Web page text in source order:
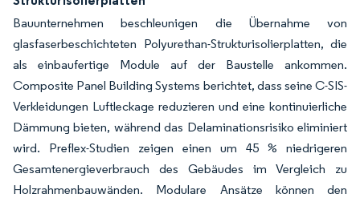
Bauunternehmen beschleunigen die Übernahme von
glasfaserbeschichteten Polyurethan-Strukturisolierplatten, die
als einbaufertige Module auf der Baustelle ankommen.
Composite Panel Building Systems berichtet, dass seine C-SIS-
Verkleidungen Luftleckage reduzieren und eine kontinuierliche
Dämmung bieten, während das Delaminationsrisiko eliminiert
wird. Preflex-Studien zeigen einen um 45 % niedrigeren
Gesamtenergieverbrauch des Gebäudes im Vergleich zu
Holzrahmenbauwänden. Modulare Ansätze können den